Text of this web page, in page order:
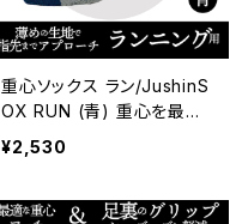
重心ソックス ラン/JushinS
OX RUN (青) 重心を最適
な位置へ、アーチを作り出
して、姿勢の改善をサポー
プローチし、足裏のグリップ
¥2,530